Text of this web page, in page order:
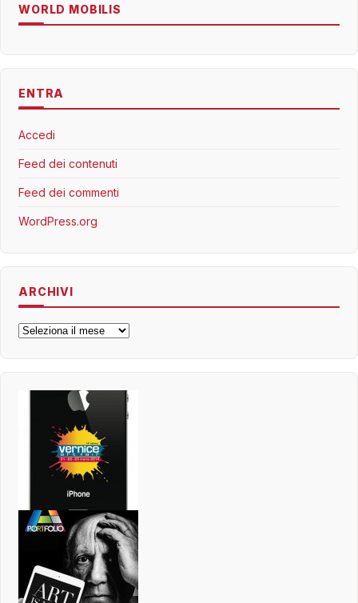
WORLD MOBILIS
ENTRA
Accedi
Feed dei contenuti
Feed dei commenti
WordPress.org
ARCHIVI
Archivi